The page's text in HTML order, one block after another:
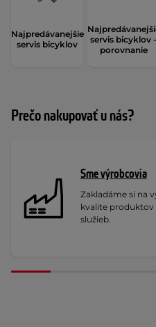
Najpredávanejšie
servis bicyklov
servis bicyklov -
porovnanie
Prečo nakupovať u nás?
Sme výrobcovia
Zakladáme si na
kvalite produktov
služieb.